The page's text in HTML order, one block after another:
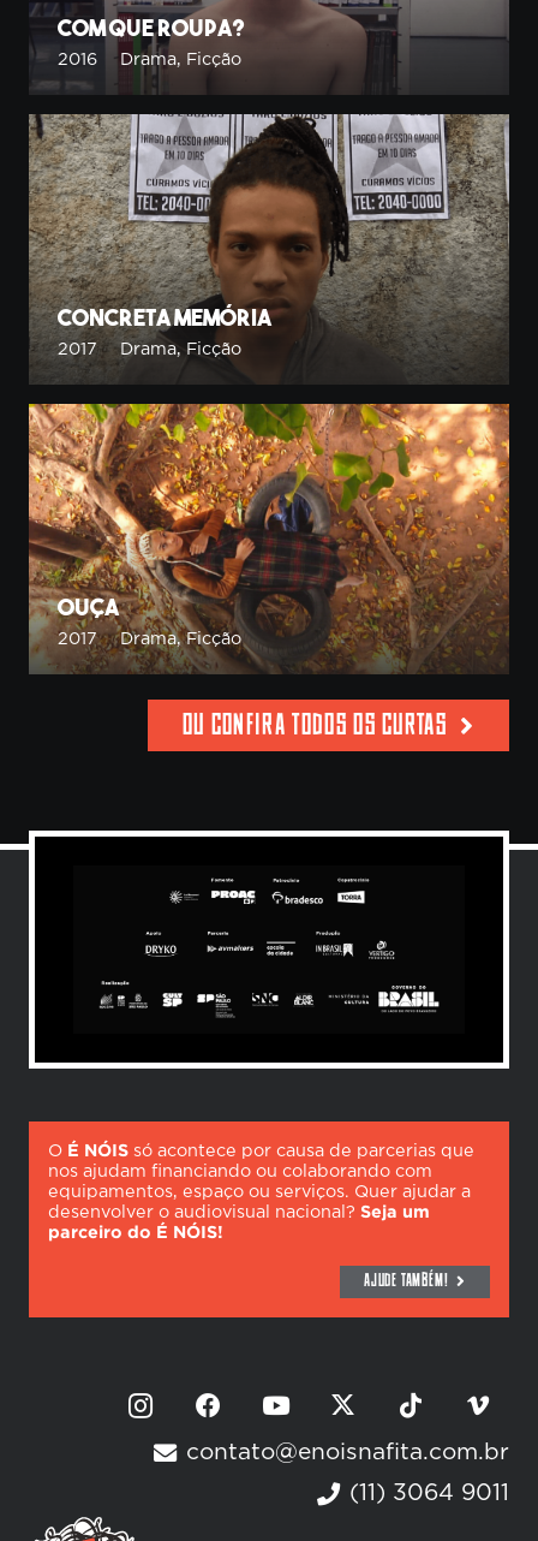
Com Que Roupa?
2016 Drama, Ficção
Concreta Memória
2017 Drama, Ficção
Ouça
2017 Drama,Ficção
OU CONFIRA TODOS OS CURTAS
O É NÓIS só acontece por causa de parcerias que
nos ajudam financiando ou colaborando com
equipamentos, espaço ou serviços. Quer ajudar a
desenvolver o audiovisual nacional? Seja um
parceiro do É NÓIS!
AJUDE TAMBÉM!
contato@enoisnafita.com.br
(11) 3064 9011